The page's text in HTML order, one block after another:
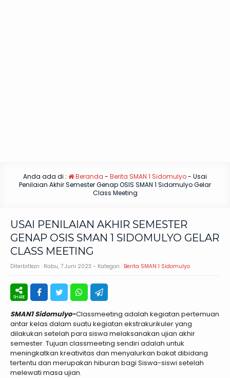
Anda ada di : Beranda - Berita SMAN 1 Sidomulyo- Usai
Penilaian Akhir Semester Genap OSIS SMAN 1 Sidomulyo Gelar
Class Meeting
USAI PENILAIAN AKHIR SEMESTER
GENAP OSIS SMAN 1 SIDOMULYO GELAR
CLASS MEETING
Diterbitkan : Rabu, 7 Juni 2023 - Kategori : Berita SMAN 1 Sidomulyo
SMAN1 Sidomulyo-Classmeeting adalah kegiatan pertemuan
antar kelas dalam suatu kegiatan ekstrakurikuler yang
dilakukan setelah para siswa melaksanakan ujian akhir
semester. Tujuan classmeeting sendiri adalah untuk
meningkatkan kreativitas dan menyalurkan bakat dibidang
tertentu dan merupakan hiburan bagi Siswa-siswi setelah
melewati masa ujian.